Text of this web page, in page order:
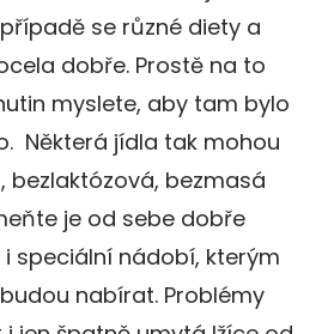
se různé diety a
dobře. Prostě na to
myslete, aby tam bylo
Některá jídla tak mohou
bezlaktózová, bezmasá
je od sebe dobře
speciální nádobí, kterým
nabírat. Problémy